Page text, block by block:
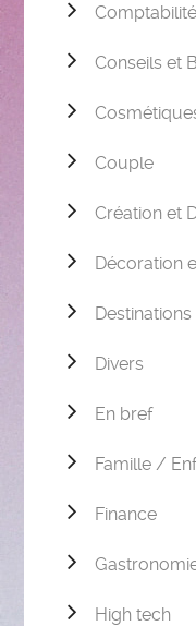
Conseils et
Couple
Création et
Décoration
Divers
En bref
Famille /
Finance
High tech